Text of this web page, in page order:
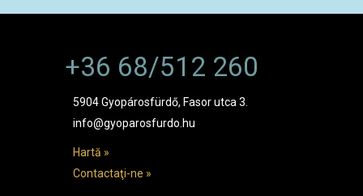
+36 68/512 260
5904 Gyopárosfürdő, Fasor utca 3.
info@gyoparosfurdo.hu
Hartă »
Contactaţi-ne »